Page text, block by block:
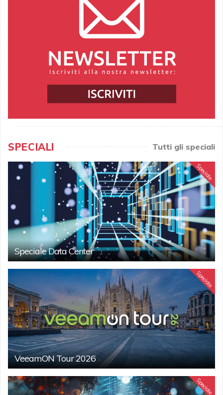
SPECIALI Tutti gli speciali
Speciale
Speciale Data Center
Speciale
VeeamON Tour 2026
Speciale